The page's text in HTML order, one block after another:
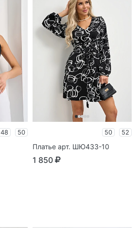
48 50 50 52
Платье арт. ШЮ433-10
1 850